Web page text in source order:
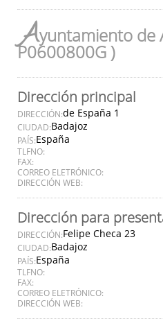
Ayuntamiento de
P0600800G )
Dirección principal
DIRECCIÓN:de España 1
CIUDAD:Badajoz
PAÍS:España
TLFNO:
FAX:
CORREO ELETRÓNICO:
DIRECCIÓN WEB:
Dirección para
DIRECCIÓN:Felipe Checa 23
CIUDAD:Badajoz
PAÍS:España
TLFNO:
FAX:
CORREO ELETRÓNICO:
DIRECCIÓN WEB: